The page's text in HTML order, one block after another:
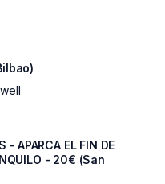
- APARCA EL FIN DE
- 20€ (San